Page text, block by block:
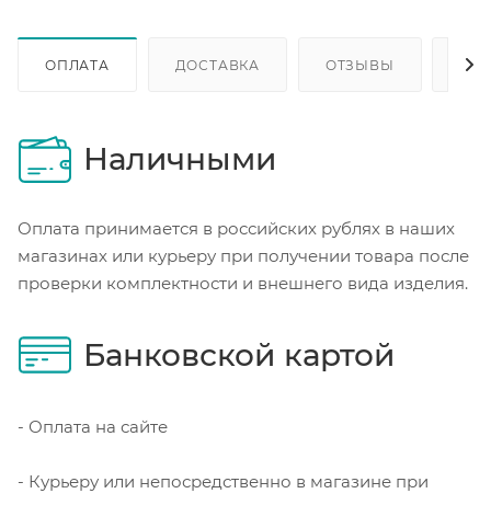
ОПЛАТА ДОСТАВКА ОТЗЫВЫ
Наличными
Оплата принимается в российских рублях в наших
магазинах или курьеру при получении товара после
проверки комплектности и внешнего вида изделия.
Банковской картой
- Оплата на сайте
- Курьеру или непосредственно в магазине при